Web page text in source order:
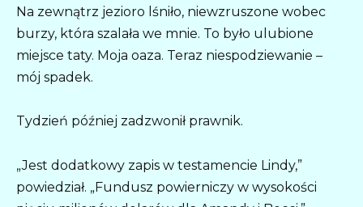
Na zewnątrz jezioro lśniło, niewzruszone wobec
burzy, która szalała we mnie. To było ulubione
miejsce taty. Moja oaza. Teraz niespodziewanie –
mój spadek.
Tydzień później zadzwonił prawnik.
„Jest dodatkowy zapis w testamencie Lindy,”
powiedział. „Fundusz powierniczy w wysokości